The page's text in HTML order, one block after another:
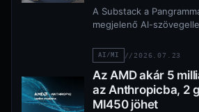
A Substack a
megjelenő AI-
szerzők is vitathatják.
AI/MI // 2026.07.23
Az AMD akár 5
az Anthropicba, 2
MI450 jöhet